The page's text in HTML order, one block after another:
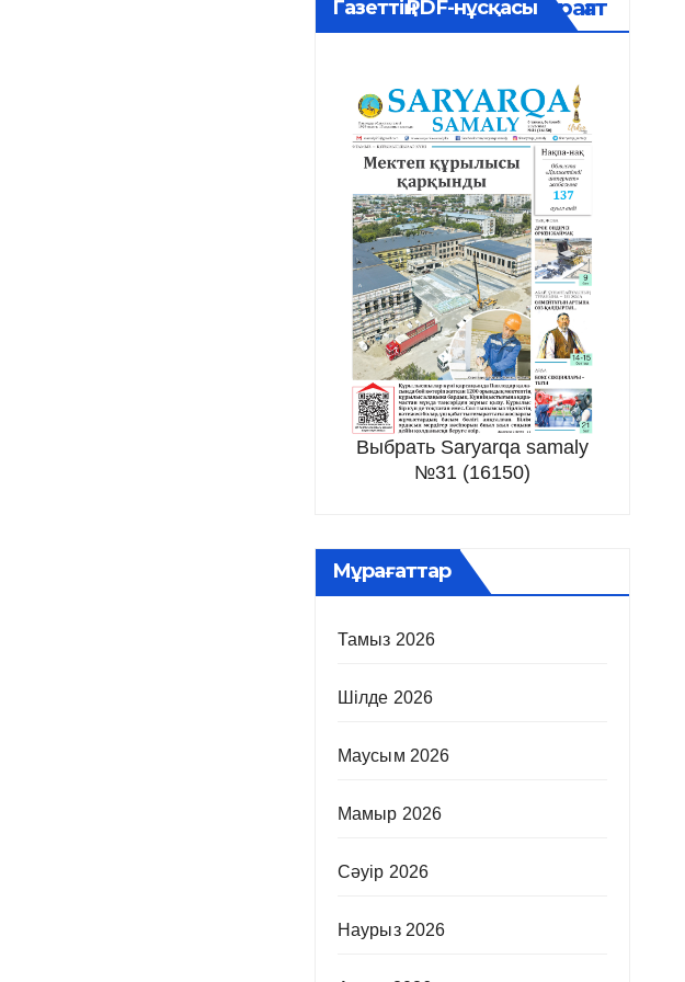
Газеттің PDF-нұсқасыМұрағат
Выбрать Saryarqa samaly
№31 (16150)
Мұрағаттар
Тамыз 2026
Шілде 2026
Маусым 2026
Мамыр 2026
Сәуір 2026
Наурыз 2026